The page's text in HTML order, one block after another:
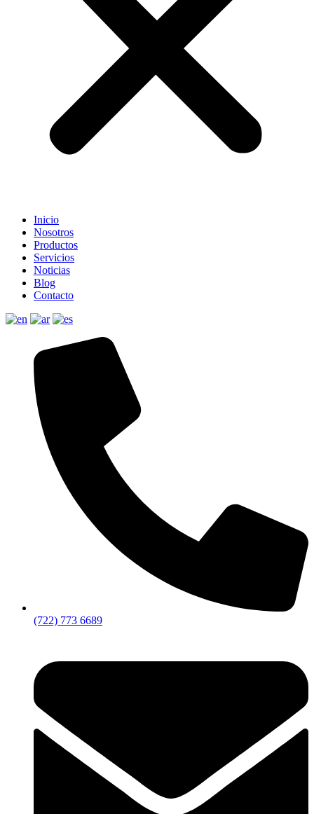
Inicio
Nosotros
Productos
Servicios
Noticias
Blog
Contacto
(722) 773 6689